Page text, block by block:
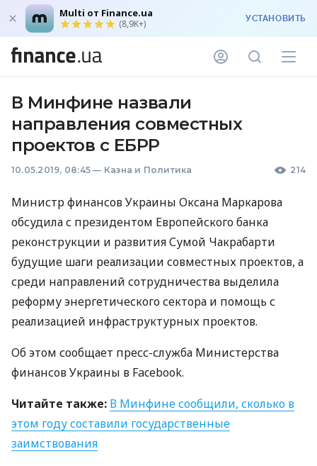
Multi от Finance.ua
(8,9K+) УСТАНОВИТЬ
В Минфине назвали
направления совместных
проектов с ЕБРР
10.05.2019, 08:45 — Казна и Политика 214
Министр финансов Украины Оксана Маркарова
обсудила с президентом Европейского банка
реконструкции и развития Сумой Чакрабарти
будущие шаги реализации совместных проектов, а
среди направлений сотрудничества выделила
реформу энергетического сектора и помощь с
реализацией инфраструктурных проектов.
Об этом сообщает пресс-служба Министерства
финансов Украины в Facebook.
Читайте также: В Минфине сообщили, сколько в
этом году составили государственные
заимствования